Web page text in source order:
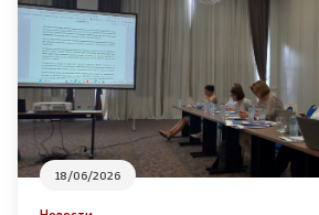
Со еден клик до сите
18/06/2026